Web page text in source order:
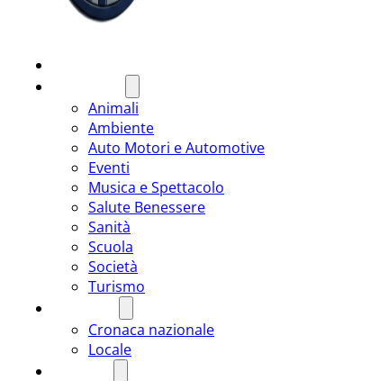
Animali
Ambiente
Auto Motori e Automotive
Eventi
Musica e Spettacolo
Salute Benessere
Sanità
Scuola
Società
Turismo
Cronaca nazionale
Locale